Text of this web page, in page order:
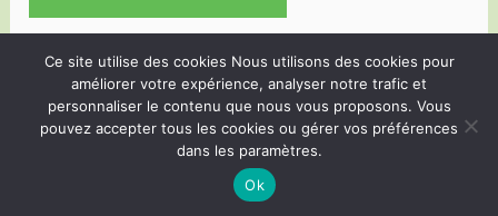
PROUDLY POWERED BY WORDPRESS
AUTOMATTIC
Ce site utilise des cookies Nous utilisons des cookies pour
améliorer votre expérience, analyser notre trafic et
personnaliser le contenu que nous vous proposons. Vous
pouvez accepter tous les cookies ou gérer vos préférences
dans les paramètres.
Ok